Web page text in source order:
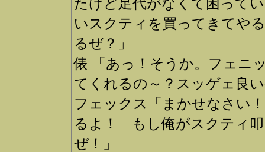
たけど足代がなくて困って
いスクティを買ってきてや
るぜ？」
俵 「あっ！そうか。フェニ
てくれるの～？スッゲェ良
フェックス「まかせなさい
るよ！ もし俺がスクティ
ぜ！」